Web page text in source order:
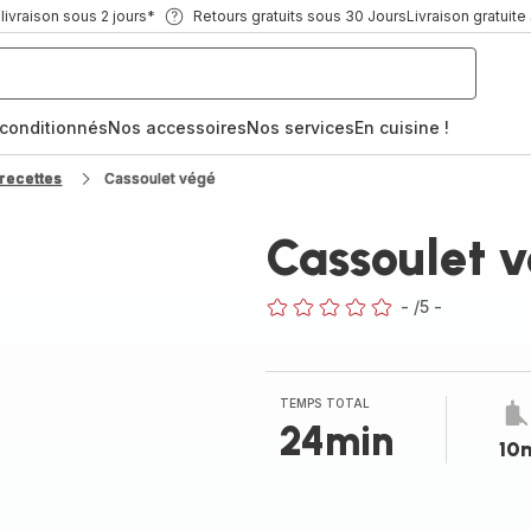
sous 2 jours* Retours gratuits sous 30 JoursLivraison gratuite
Nos accessoiresNos servicesEn cuisine !
Cassoulet végé
Cassoulet
- /5 -
TEMPS TOTAL
24min